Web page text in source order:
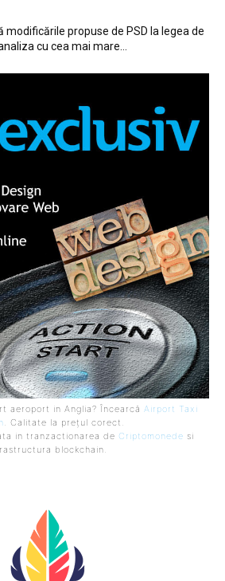
modificările propuse de PSD la legea de
cu cea mai mare…
aeroport in Anglia? Încearcă Airport Taxi
. Calitate la prețul corect.
in tranzactionarea de Criptomonede si
blockchain.